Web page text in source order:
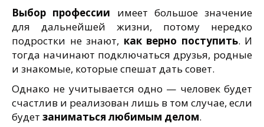
Выбор профессии имеет большое значение
для дальнейшей жизни, потому нередко
подростки не знают, как верно поступить. И
тогда начинают подключаться друзья, родные
и знакомые, которые спешат дать совет.
Однако не учитывается одно — человек будет
счастлив и реализован лишь в том случае, если
будет заниматься любимым делом.